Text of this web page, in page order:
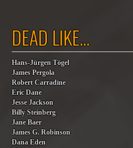
DEAD LIKE…
Hans-Jürgen Tögel
James Pergola
Robert Carradine
Eric Dane
Jesse Jackson
Billy Steinberg
Jane Baer
James G. Robinson
Dana Eden